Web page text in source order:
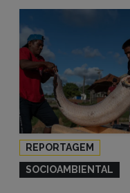
REPORTAGEM
SOCIOAMBIENTAL